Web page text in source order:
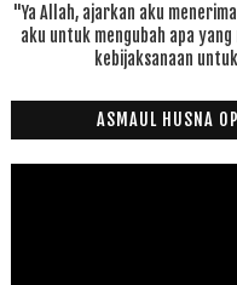
"Ya Allah, ajarkan aku
aku untuk mengubah apa
kebijaksanaan
ASMAUL HUSNA